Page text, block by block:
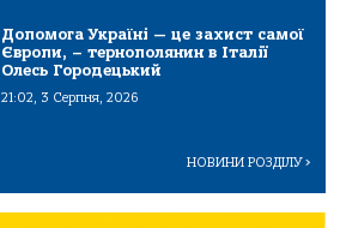
Допомога Україні — це захист самої
Європи, – тернополянин в Італії
Олесь Городецький
21:02, 3 Серпня, 2026
НОВИНИ РОЗДІЛУ>